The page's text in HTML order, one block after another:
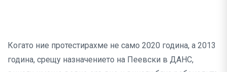
Когато ние протестирахме не само 2020 година, а 2013
година, срещу назначението на Пеевски в ДАНС,